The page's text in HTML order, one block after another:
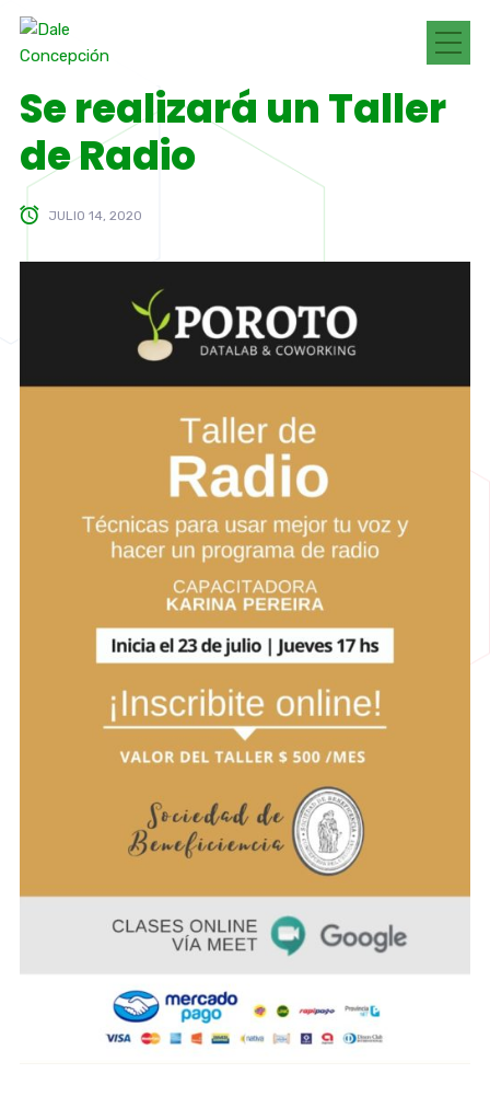
Se realizará un Taller
de Radio
JULIO 14, 2020